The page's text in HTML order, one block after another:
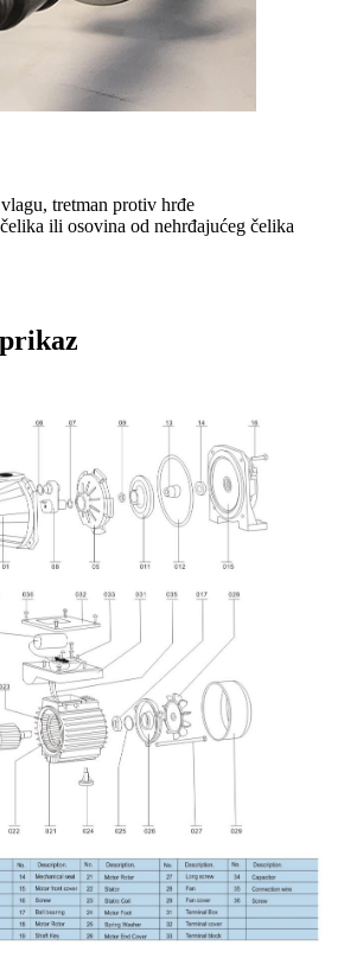
tretman protiv hrđe
ili osovina od nehrđajućeg čelika